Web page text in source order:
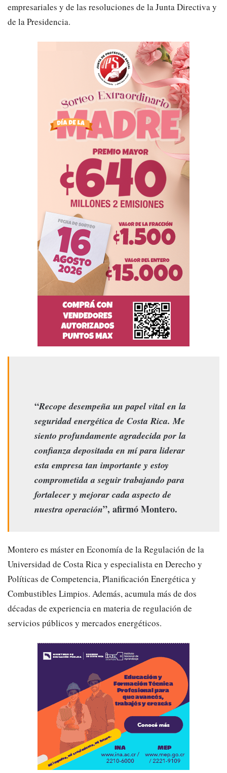
empresariales y de las resoluciones de la Junta Directiva y
de la Presidencia.
“Recope desempeña un papel vital en la
seguridad energética de Costa Rica. Me
siento profundamente agradecida por la
confianza depositada en mí para liderar
esta empresa tan importante y estoy
comprometida a seguir trabajando para
fortalecer y mejorar cada aspecto de
nuestra operación”, afirmó Montero.
Montero es máster en Economía de la Regulación de la
Universidad de Costa Rica y especialista en Derecho y
Políticas de Competencia, Planificación Energética y
Combustibles Limpios. Además, acumula más de dos
décadas de experiencia en materia de regulación de
servicios públicos y mercados energéticos.